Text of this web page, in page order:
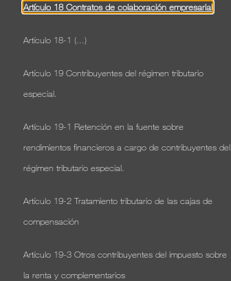
Artículo 18 Contratos de colaboración empresarial
Artículo 18-1 (...)
Artículo 19 Contribuyentes del régimen tributario
especial.
Artículo 19-1 Retención en la fuente sobre
rendimientos financieros a cargo de contribuyentes del
régimen tributario especial.
Artículo 19-2 Tratamiento tributario de las cajas de
compensación
Artículo 19-3 Otros contribuyentes del impuesto sobre
la renta y complementarios